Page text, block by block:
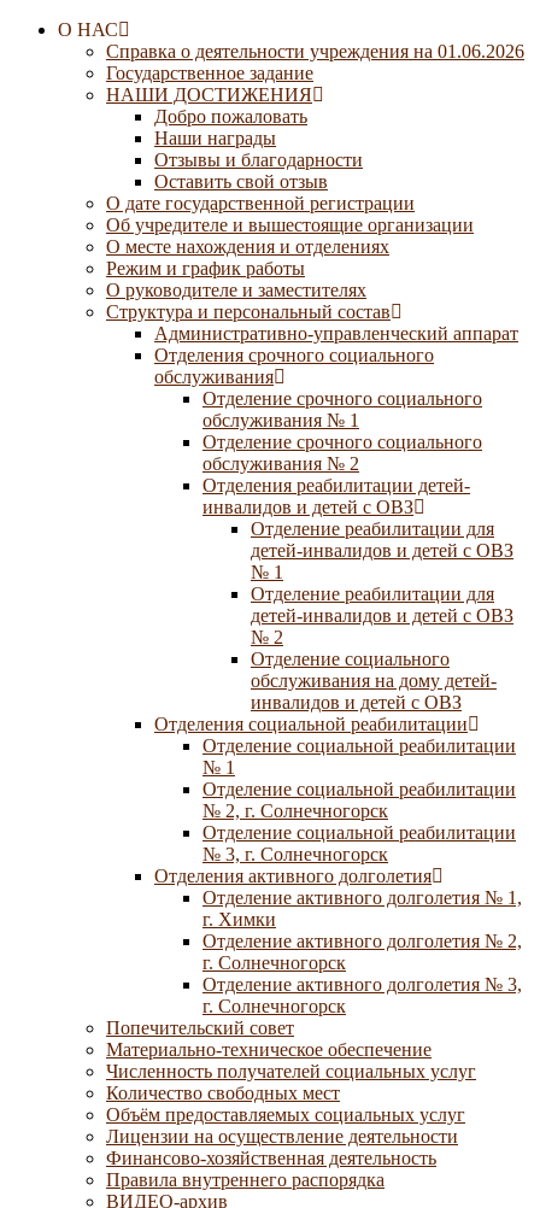
О НАС
Справка о деятельности учреждения на 01.06.2026
Государственное задание
НАШИ ДОСТИЖЕНИЯ
Добро пожаловать
Наши награды
Отзывы и благодарности
Оставить свой отзыв
О дате государственной регистрации
Об учредителе и вышестоящие организации
О месте нахождения и отделениях
Режим и график работы
О руководителе и заместителях
Структура и персональный состав
Административно-управленческий аппарат
Отделения срочного социального
обслуживания
Отделение срочного социального
обслуживания № 1
Отделение срочного социального
обслуживания № 2
Отделения реабилитации детей-
инвалидов и детей с ОВЗ
Отделение реабилитации для
детей-инвалидов и детей с ОВЗ
№ 1
Отделение реабилитации для
детей-инвалидов и детей с ОВЗ
№ 2
Отделение социального
обслуживания на дому детей-
инвалидов и детей с ОВЗ
Отделения социальной реабилитации
Отделение социальной реабилитации
№ 1
Отделение социальной реабилитации
№ 2, г. Солнечногорск
Отделение социальной реабилитации
№ 3, г. Солнечногорск
Отделения активного долголетия
Отделение активного долголетия № 1,
г. Химки
Отделение активного долголетия № 2,
г. Солнечногорск
Отделение активного долголетия № 3,
г. Солнечногорск
Попечительский совет
Материально-техническое обеспечение
Численность получателей социальных услуг
Количество свободных мест
Объём предоставляемых социальных услуг
Лицензии на осуществление деятельности
Финансово-хозяйственная деятельность
Правила внутреннего распорядка
ВИДЕО-архив